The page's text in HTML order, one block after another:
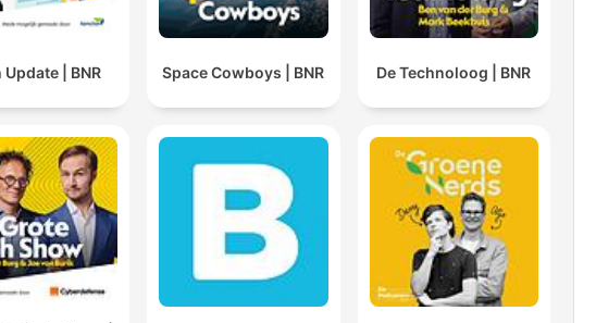
Update | BNR Space Cowboys | BNR De Technoloog | BNR